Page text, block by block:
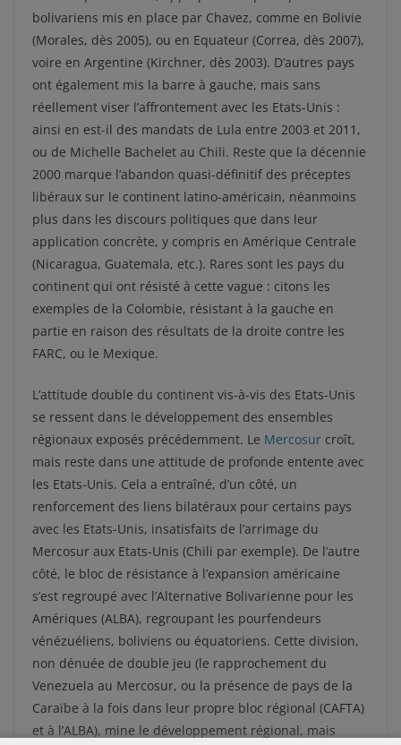
bolivariens mis en place par Chavez, comme en Bolivie
(Morales, dès 2005), ou en Equateur (Correa, dès 2007),
voire en Argentine (Kirchner, dès 2003). D’autres pays
ont également mis la barre à gauche, mais sans
réellement viser l’affrontement avec les Etats-Unis :
ainsi en est-il des mandats de Lula entre 2003 et 2011,
ou de Michelle Bachelet au Chili. Reste que la décennie
2000 marque l’abandon quasi-définitif des préceptes
libéraux sur le continent latino-américain, néanmoins
plus dans les discours politiques que dans leur
application concrète, y compris en Amérique Centrale
(Nicaragua, Guatemala, etc.). Rares sont les pays du
continent qui ont résisté à cette vague : citons les
exemples de la Colombie, résistant à la gauche en
partie en raison des résultats de la droite contre les
FARC, ou le Mexique.
L’attitude double du continent vis-à-vis des Etats-Unis
se ressent dans le développement des ensembles
régionaux exposés précédemment. Le Mercosur croît,
mais reste dans une attitude de profonde entente avec
les Etats-Unis. Cela a entraîné, d’un côté, un
renforcement des liens bilatéraux pour certains pays
avec les Etats-Unis, insatisfaits de l’arrimage du
Mercosur aux Etats-Unis (Chili par exemple). De l’autre
côté, le bloc de résistance à l’expansion américaine
s’est regroupé avec l’Alternative Bolivarienne pour les
Amériques (ALBA), regroupant les pourfendeurs
vénézuéliens, boliviens ou équatoriens. Cette division,
non dénuée de double jeu (le rapprochement du
Venezuela au Mercosur, ou la présence de pays de la
Caraïbe à la fois dans leur propre bloc régional (CAFTA)
et à l’ALBA), mine le développement régional, mais